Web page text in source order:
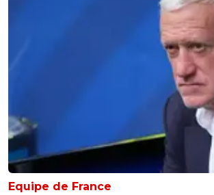
Equipe de France